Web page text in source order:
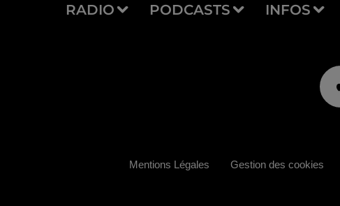
RADIO PODCASTS INFOS
Mentions Légales Gestion des cookies